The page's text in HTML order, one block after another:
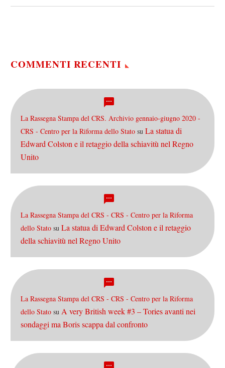
COMMENTI RECENTI
La Rassegna Stampa del CRS. Archivio gennaio-giugno 2020 -
CRS - Centro per la Riforma dello Stato su La statua di
Edward Colston e il retaggio della schiavitù nel Regno
Unito
La Rassegna Stampa del CRS - CRS - Centro per la Riforma
dello Stato su La statua di Edward Colston e il retaggio
della schiavitù nel Regno Unito
La Rassegna Stampa del CRS - CRS - Centro per la Riforma
dello Stato su A very British week #3 – Tories avanti nei
sondaggi ma Boris scappa dal confronto